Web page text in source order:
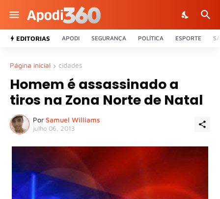
EDITORIAS APODI SEGURANÇA POLÍTICA ESPORTE
Página inicial cidades
Homem é assassinado a
tiros na Zona Norte de Natal
Por Samuel Williams
julho 06, 2013